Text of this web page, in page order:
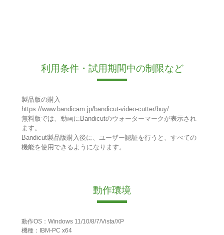
利用条件・試用期間中の制限など
製品版の購入
https://www.bandicam.jp/bandicut-video-cutter/buy/
無料版では、動画にBandicutのウォーターマークが表示され
ます。
Bandicut製品版購入後に、ユーザー認証を行うと、すべての
機能を使用できるようになります。
動作環境
動作OS：Windows 11/10/8/7/Vista/XP
機種：IBM-PC x64